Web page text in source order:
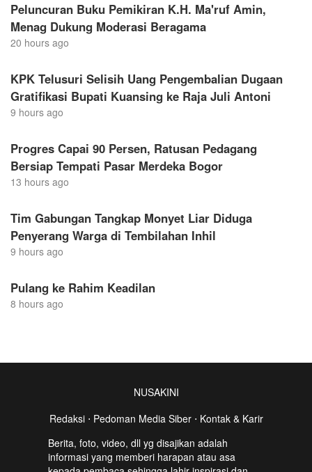
Peluncuran Buku Pemikiran K.H. Ma'ruf Amin,
Menag Dukung Moderasi Beragama
20 hours ago
KPK Telusuri Selisih Uang Pengembalian Dugaan
Gratifikasi Bupati Kuansing ke Raja Juli Antoni
9 hours ago
Progres Capai 90 Persen, Ratusan Pedagang
Bersiap Tempati Pasar Merdeka Bogor
13 hours ago
Tim Gabungan Tangkap Monyet Liar Diduga
Penyerang Warga di Tembilahan Inhil
9 hours ago
Pulang ke Rahim Keadilan
8 hours ago
NUSAKINI
Redaksi⋅ Pedoman Media Siber⋅ Kontak & Karir
Berita, foto, video, dll yg disajikan adalah
informasi yang memberi harapan atau asa